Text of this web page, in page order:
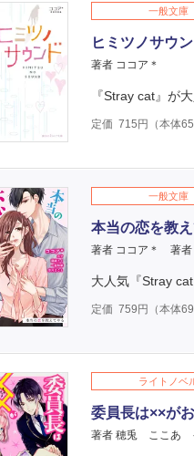
一般文庫
ヒミツノサウ
著者 ココア＊
『Stray cat』が
定価 715 円（本体
一般文庫
本当の恋を教
著者 ココア＊ 著者
大人気『Stray
定価 759 円（本体
ライトノベ
委員長は××が
著者 穂兎 ここあ